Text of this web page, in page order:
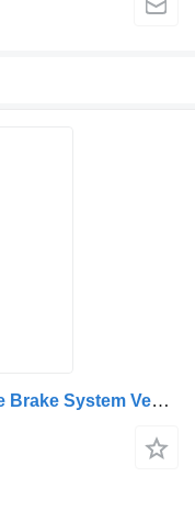
Тормозная камера Knorr-Bremse Brake System Veerremcilinder MB 0074208324 для грузовика